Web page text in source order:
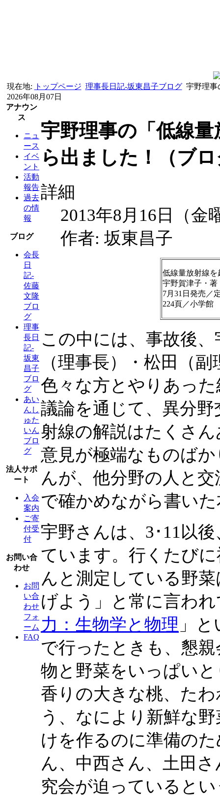
現在地: トップページ 理事長日記-坂東昌子ブログ 宇野理事
2026年08月07日
アナウン
ス
ニュ
ース
イベ
ント
活動
報告
過去
の情
報
ブログ
会長
日
記-
佐藤
文隆
ブロ
グ
理事
長日
記-
坂東
昌子
ブロ
グ
あい
んし
ゅた
いん
ブロ
グ
法人サポ
ート
入会
案内
ご寄
付受
付
お問い合
わせ
お問
い合
わせ
フォ
ーム
FAQ
宇野理事の「低線
ら出ました！（ブ
詳細
2013年8月16日（金
作者: 坂東昌子
低線量放射線
宇野賀津子・著
7月31日発売／
224頁／小学館
この中には、事故後
（理事長）・松田（
色々な方とやりあっ
議論を通じて、異分
射線の解説はたくさ
意見が極端なものば
んが、他分野の人と
で確かめながら書い
宇野さんは、3･11以
ています。行くたび
んと測定している野
げよう」と常に言わ
力：生物学と物理 」
で行ったときも、懇
物と野菜をいっぱい
香りの大きな桃、た
う、なにより新鮮な
けを作るのに準備の
ん、中西さん、土田
究会が迫っていると